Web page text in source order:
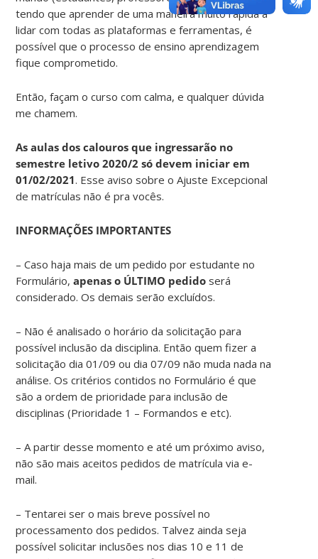
tendo que aprender de uma maneira muito rápida a
lidar com todas as plataformas e ferramentas, é
possível que o processo de ensino aprendizagem
fique comprometido.
Então, façam o curso com calma, e qualquer dúvida
me chamem.
As aulas dos calouros que ingressarão no
semestre letivo 2020/2 só devem iniciar em
01/02/2021. Esse aviso sobre o Ajuste Excepcional
de matrículas não é pra vocês.
INFORMAÇÕES IMPORTANTES
– Caso haja mais de um pedido por estudante no
Formulário,apenas o ÚLTIMO pedidoserá
considerado. Os demais serão excluídos.
– Não é analisado o horário da solicitação para
possível inclusão da disciplina. Então quem fizer a
solicitação dia 01/09 ou dia 07/09 não muda nada na
análise. Os critérios contidos no Formulário é que
são a ordem de prioridade para inclusão de
disciplinas (Prioridade 1 – Formandos e etc).
– A partir desse momento e até um próximo aviso,
não são mais aceitos pedidos de matrícula via e-
mail.
– Tentarei ser o mais breve possível no
processamento dos pedidos. Talvez ainda seja
possível solicitar inclusões nos dias 10 e 11 de